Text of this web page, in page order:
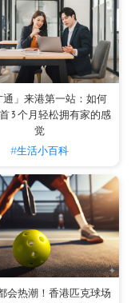
别？
住宅能免除一般私人租约的
的地产代理佣金以及复杂的
明且受法律保障，无需中介
探亲或装修暂住的客户能省
还有哪些隐藏开
用。但在The V，我们的月
设施的维护费用。入住位于
享受市中心的便利，更能精准
，非常适合商务旅客或家庭
时续租，The V
。与一般的私人租约不同，
先为现有住客安排续租，协
，提供最人性化的合约支
通」来港第一站：如何
3 个月轻松拥有家的感
觉
#生活小百科
都会热潮！香港匹克球场